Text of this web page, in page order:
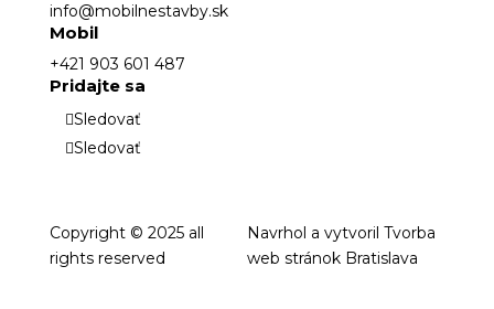
info@mobilnestavby.sk
Mobil
+421 903 601 487
Pridajte sa
Sledovať
Sledovať
Copyright © 2025 all
rights reserved
Navrhol a vytvoril Tvorba
web stránok Bratislava